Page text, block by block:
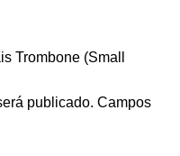
Trombone (Small
publicado. Campos